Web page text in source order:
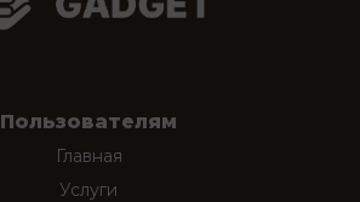
Пользователям
Главная
Услуги